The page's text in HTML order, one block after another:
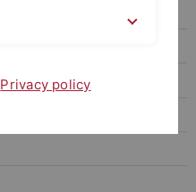
Privacy policy